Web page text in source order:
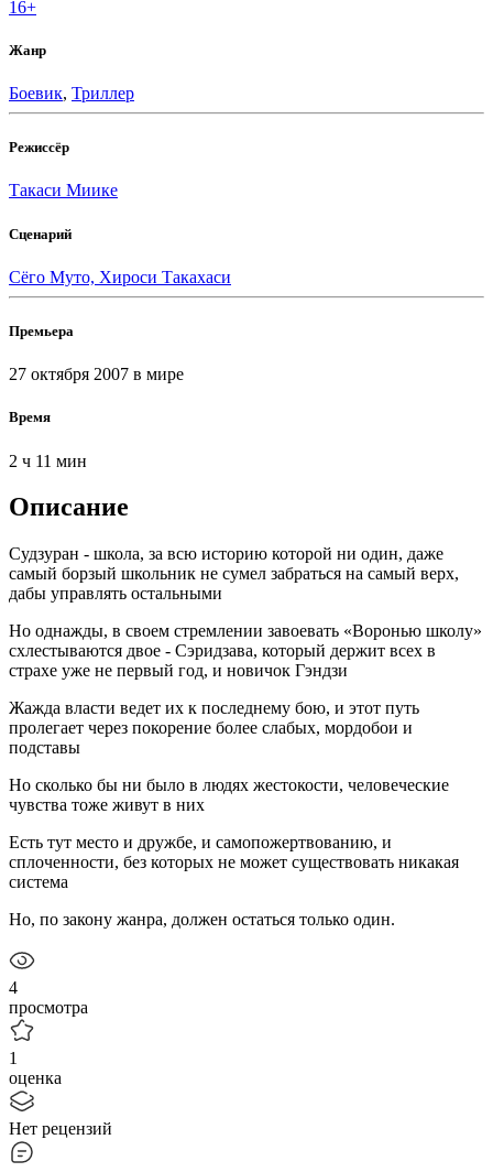
16+
Жанр
Боевик, Триллер
Режиссёр
Такаси Миике
Сценарий
Сёго Муто, Хироси Такахаси
Премьера
27 октября 2007 в мире
Время
2 ч 11 мин
Описание
Судзуран - школа, за всю историю которой ни один, даже
самый борзый школьник не сумел забраться на самый верх,
дабы управлять остальными
Но однажды, в своем стремлении завоевать «Воронью школу»
схлестываются двое - Сэридзава, который держит всех в
страхе уже не первый год, и новичок Гэндзи
Жажда власти ведет их к последнему бою, и этот путь
пролегает через покорение более слабых, мордобои и
подставы
Но сколько бы ни было в людях жестокости, человеческие
чувства тоже живут в них
Есть тут место и дружбе, и самопожертвованию, и
сплоченности, без которых не может существовать никакая
система
Но, по закону жанра, должен остаться только один.
4
просмотра
1
оценка
Нет рецензий